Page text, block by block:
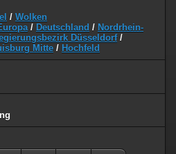
/ Wolken
/ Deutschland / Nordrhein-
Düsseldorf/
Mitte / Hochfeld